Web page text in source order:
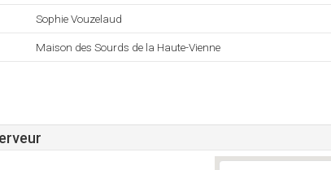
Sophie Vouzelaud
Maison des Sourds de la Haute-Vienne